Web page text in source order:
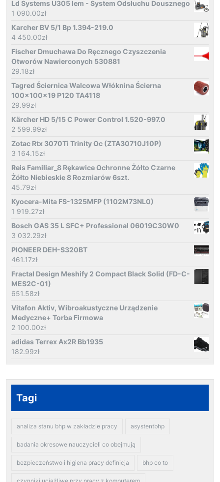
Ld Systems U305 Iem - System Odsłuchu Dousznego
1 090.00zł
Karcher BV 5/1 Bp 1.394-219.0
4 450.00zł
Fischer Dmuchawa Do Ręcznego Czyszczenia
Otworów Nawierconych 530881
29.18zł
Tagred Ściernica Walcowa Włóknina Ścierna
100x100x19 P120 TA4118
29.99zł
Kärcher HD 5/15 C Power Control 1.520-997.0
2 599.99zł
Zotac Rtx 3070Ti Trinity Oc (ZTA30710J10P)
3 164.15zł
Reis Familiar_8 Rękawice Ochronne Żółto Czarne
Żółto Niebieskie 8 Rozmiarów 6szt.
45.79zł
Kyocera-Mita FS-1325MFP (1102M73NL0)
1 919.27zł
Bosch GAS 35 L SFC+ Professional 06019C30W0
3 032.29zł
PIONEER DEH-S320BT
461.17zł
Fractal Design Meshify 2 Compact Black Solid (FD-C-
MES2C-01)
651.58zł
Vitafon Aktiv, Wibroakustyczne Urządzenie
Medyczne+ Torba Firmowa
2 100.00zł
adidas Terrex Ax2R Bb1935
182.99zł
Tagi
analiza stanu bhp w zakładzie pracy asystentbhp
badania okresowe nauczycieli co obejmują
bezpieczeństwo i higiena pracy definicja bhp co to